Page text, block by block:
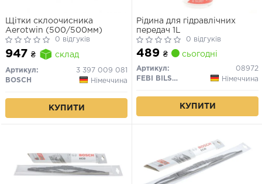
Щітки склоочисника
Aerotwin (500/500мм)
0 відгуків
947 ₴ склад
Артикул:
3 397 009 081
BOSCH
Німеччина
КУПИТИ
Рідина для гідравлічних
передач 1L
0 відгуків
489 ₴ сьогодні
Артикул:
08972
FEBI BILSTEIN
Німеччина
КУПИТИ